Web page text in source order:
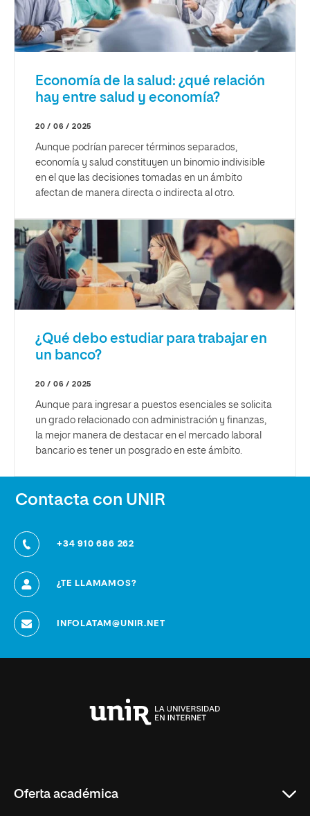
Economía de la salud: ¿qué relación
hay entre salud y economía?
20 / 06 / 2025
Aunque podrían parecer términos separados,
economía y salud constituyen un binomio indivisible
en el que las decisiones tomadas en un ámbito
afectan de manera directa o indirecta al otro.
¿Qué debo estudiar para trabajar en
un banco?
20 / 06 / 2025
Aunque para ingresar a puestos esenciales se solicita
un grado relacionado con administración y finanzas,
la mejor manera de destacar en el mercado laboral
bancario es tener un posgrado en este ámbito.
Contacta con UNIR
+34 910 686 262
¿TE LLAMAMOS?
INFOLATAM@UNIR.NET
Oferta académica